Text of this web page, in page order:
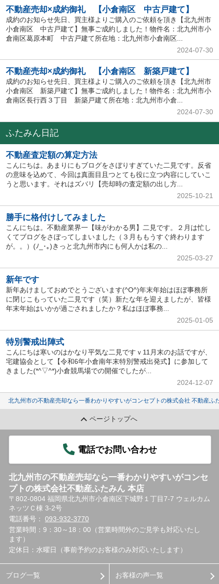
不動産売却×成約御礼 【小倉南区 中古戸建て】
成約のお知らせ先日、買主様よりご購入のご依頼を頂き【北九州市
小倉南区 中古戸建て】無事ご成約しました！物件名：北九州市小
倉南区葛原本町 中古戸建て所在地：北九州市小倉南区...
2024-07-30
不動産売却×成約御礼 【小倉南区 新築戸建て】
成約のお知らせ先日、買主様よりご購入のご依頼を頂き【北九州市
小倉南区 新築戸建て】無事ご成約しました！物件名：北九州市小
倉南区長行西３丁目 新築戸建て所在地：北九州市小倉...
2024-07-30
ふたみん日記
不動産査定額の算定方法
こんにちは。あまりにもブログをさぼりすぎていた二見です。反省
の意味を込めて、今回は真面目且つとても役に立つ内容にしていこ
うと思います。それはズバリ【売却時の査定額の出し方...
2025-10-21
勝手に格付けしてみました
こんにちは。不動産業界一【味がわかる男】二見です。２月は忙し
くてブログをさぼってしまいました（３月ももうすぐ終わります
が。。）(ﾉ_･｡)きっと北九州市内にも何人かは私の...
2025-03-27
新年です
新年あけましておめでとうございます(^O^)年末年始はほぼ事務所
に閉じこもっていた二見です（笑）新たな年を迎えましたが、皆様
年末年始はいかが過ごされましたか？私はほぼ事務...
2025-01-05
特別警戒出陣式
こんにちは寒いのはかなり平気な二見ですｖ11月末のお話ですが、
宅建協会として【令和6年小倉南年末特別警戒出発式】に参加して
きました(*^▽^*)小倉競馬場での開催でしたが...
2024-12-07
北九州市の不動産売却なら一番わかりやすいがコンセプトの株式会社 不動産ふ
ページトップへ
電話でお問い合わせ
北九州市の不動産売却なら一番わかりやすいがコンセ
プトの株式会社不動産ふたみん 本店
〒802-0804 福岡県北九州市小倉南区下城野１丁目7-7 ウェルカム
ネッツＣ棟 3-2号
電話番号： 093-932-3770
営業時間：9：30～18：00（営業時間外のご見学も対応いたし
ます）
定休日：水曜日（事前予約のお客様のみ対応いたします）
ブログ一覧 お客様の声一覧